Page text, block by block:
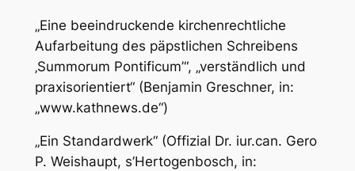
„Eine beeindruckende kirchenrechtliche
Aufarbeitung des päpstlichen Schreibens
‚Summorum Pontificum’“, „verständlich und
praxisorientiert“ (Benjamin Greschner, in:
„www.kathnews.de“)
„Ein Standardwerk“ (Offizial Dr. iur.can. Gero
P. Weishaupt, s’Hertogenbosch, in: